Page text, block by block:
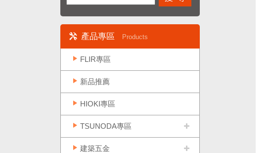
產品專區 Products
FLIR專區
新品推薦
HIOKI專區
TSUNODA專區
建築五金